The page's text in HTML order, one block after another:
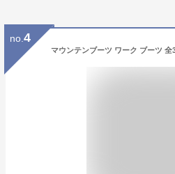
no. 4